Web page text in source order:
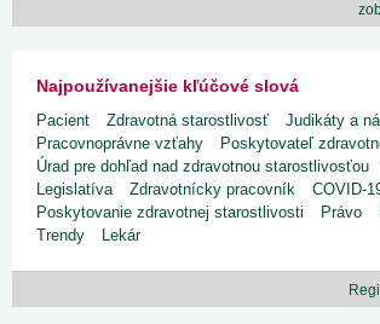
Najpoužívanejšie kľúčové slová
Pacient Zdravotná starostlivosť
Judikáty a
Pracovnoprávne vzťahy
Poskytovateľ
Úrad pre dohľad nad zdravotnou starostlivosťou
Legislatíva
Zdravotnícky pracovník
COVID-
Poskytovanie zdravotnej starostlivosti
Právo
Trendy
Lekár